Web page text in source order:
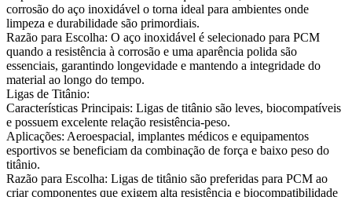
corrosão do aço inoxidável o torna ideal para ambientes onde
limpeza e durabilidade são primordiais.
Razão para Escolha: O aço inoxidável é selecionado para PCM
quando a resistência à corrosão e uma aparência polida são
essenciais, garantindo longevidade e mantendo a integridade do
material ao longo do tempo.
Ligas de Titânio:
Características Principais: Ligas de titânio são leves, biocompatíveis
e possuem excelente relação resistência-peso.
Aplicações: Aeroespacial, implantes médicos e equipamentos
esportivos se beneficiam da combinação de força e baixo peso do
titânio.
Razão para Escolha: Ligas de titânio são preferidas para PCM ao
criar componentes que exigem alta resistência e biocompatibilidade